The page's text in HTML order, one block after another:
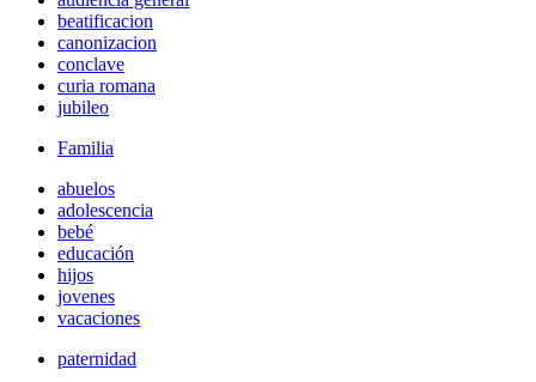
beatificacion
canonizacion
conclave
curia romana
jubileo
Familia
abuelos
adolescencia
bebé
educación
hijos
jovenes
vacaciones
paternidad